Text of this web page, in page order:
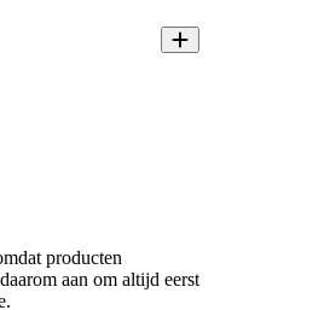
producten
aan om altijd eerst